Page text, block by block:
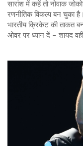
सारांश में कहें तो नोवाक
रणनीतिक विकल्प बन चुका
भारतीय क्रिकेट की ताकत
ओवर पर ध्यान दें – शायद